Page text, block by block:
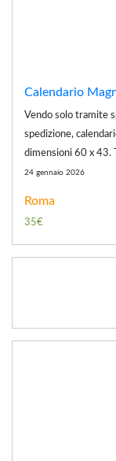
Calendario
Vendo solo tramite
spedizione,
dimensioni 60 x 43.
24 gennaio 2026
Roma
35€